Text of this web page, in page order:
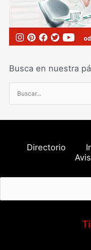
Busca en nuestra
u
s
o
:
Directorio